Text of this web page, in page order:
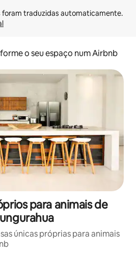
o seu espaço num Airbnb
para animais de
únicas próprias para animais